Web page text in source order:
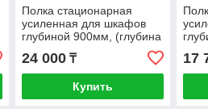
Полка стационарная
усиленная для шкафов
глубиной 900мм, (глубина
полки 650мм)
распределенная нагрузка
120кг, ц
24 000₸
Купить
17